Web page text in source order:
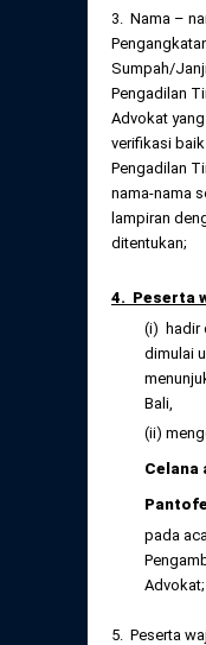
3. Nama –
Sumpah/
Pengadilan
Advokat
verifikasi baik
Pengadilan
nama-nama
lampiran
ditentukan;
4. Peserta
(i) hadir
dimulai
Bali,
(ii)
Celana
pada
Advokat;
5. Peserta